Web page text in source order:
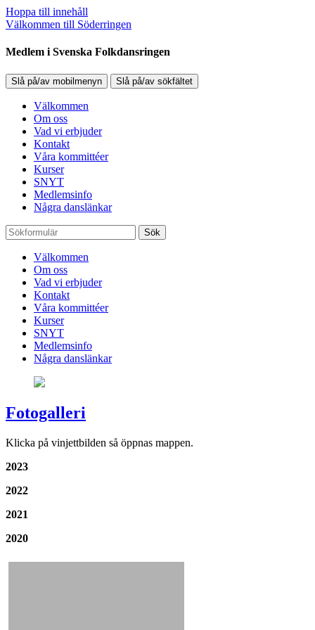
Hoppa till innehåll
Välkommen till Söderringen
Medlem i Svenska Folkdansringen
Slå på/av mobilmenyn Slå på/av sökfältet
Välkommen
Om oss
Vad vi erbjuder
Kontakt
Våra kommittéer
Kurser
SNYT
Medlemsinfo
Några danslänkar
Sök
Välkommen
Om oss
Vad vi erbjuder
Kontakt
Våra kommittéer
Kurser
SNYT
Medlemsinfo
Några danslänkar
Fotogalleri
Klicka på vinjettbilden så öppnas mappen.
2023
2022
2021
2020